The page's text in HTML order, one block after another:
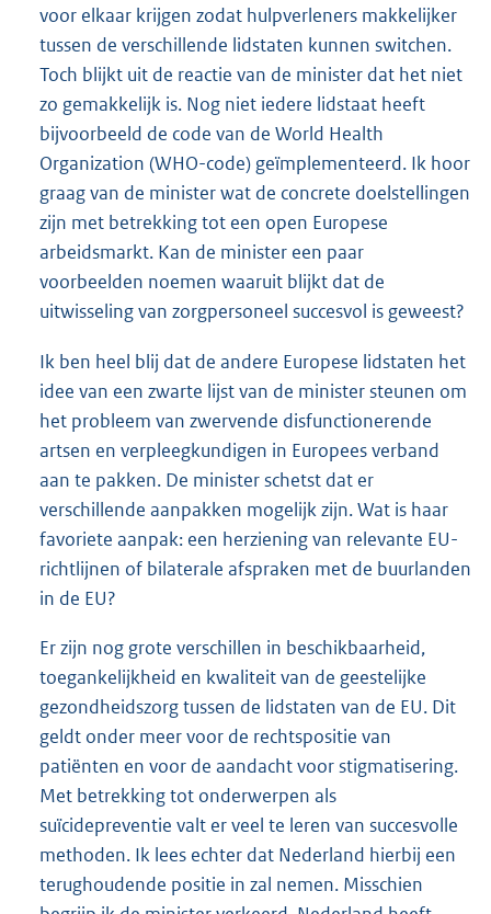
voor elkaar krijgen zodat hulpverleners makkelijker
tussen de verschillende lidstaten kunnen switchen.
Toch blijkt uit de reactie van de minister dat het niet
zo gemakkelijk is. Nog niet iedere lidstaat heeft
bijvoorbeeld de code van de World Health
Organization (WHO-code) geïmplementeerd. Ik hoor
graag van de minister wat de concrete doelstellingen
zijn met betrekking tot een open Europese
arbeidsmarkt. Kan de minister een paar
voorbeelden noemen waaruit blijkt dat de
uitwisseling van zorgpersoneel succesvol is geweest?
Ik ben heel blij dat de andere Europese lidstaten het
idee van een zwarte lijst van de minister steunen om
het probleem van zwervende disfunctionerende
artsen en verpleegkundigen in Europees verband
aan te pakken. De minister schetst dat er
verschillende aanpakken mogelijk zijn. Wat is haar
favoriete aanpak: een herziening van relevante EU-
richtlijnen of bilaterale afspraken met de buurlanden
in de EU?
Er zijn nog grote verschillen in beschikbaarheid,
toegankelijkheid en kwaliteit van de geestelijke
gezondheidszorg tussen de lidstaten van de EU. Dit
geldt onder meer voor de rechtspositie van
patiënten en voor de aandacht voor stigmatisering.
Met betrekking tot onderwerpen als
suïcidepreventie valt er veel te leren van succesvolle
methoden. Ik lees echter dat Nederland hierbij een
terughoudende positie in zal nemen. Misschien